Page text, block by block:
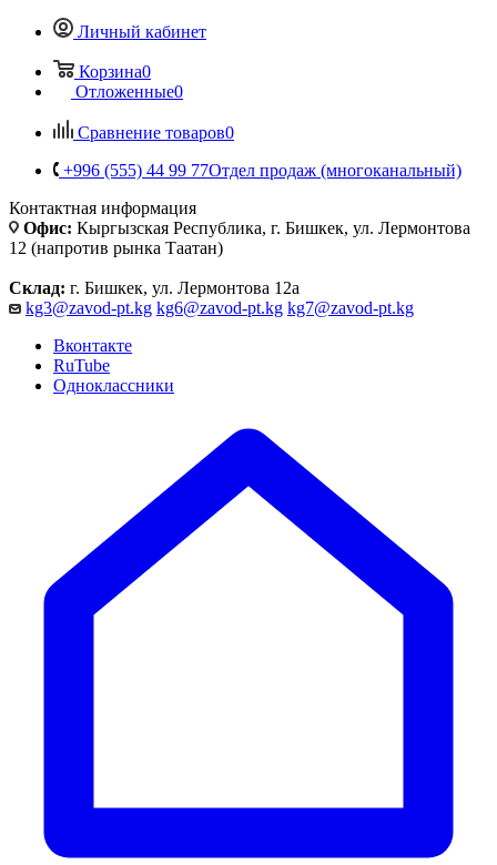
Личный кабинет
Корзина0
Отложенные0
Сравнение товаров0
+996 (555) 44 99 77Отдел продаж (многоканальный)
Контактная информация
Офис: Кыргызская Республика, г. Бишкек, ул. Лермонтова
12 (напротив рынка Таатан)
Склад: г. Бишкек, ул. Лермонтова 12а
kg3@zavod-pt.kg kg6@zavod-pt.kg kg7@zavod-pt.kg
Вконтакте
RuTube
Одноклассники